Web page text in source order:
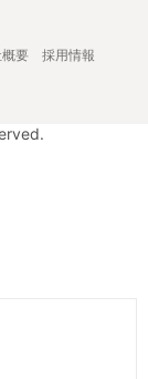
要
採用情報